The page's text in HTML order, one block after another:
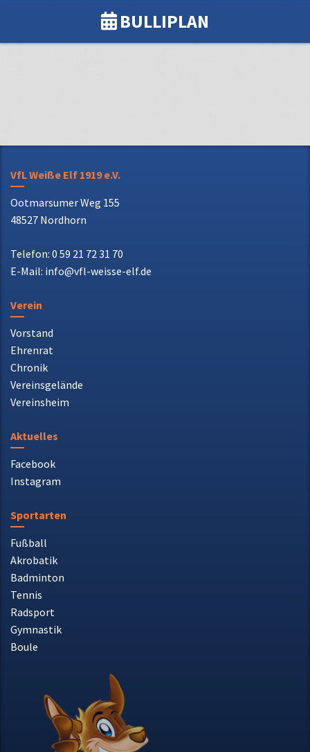
Ootmarsumer Weg 155
Telefon: 0 59 21 72 31 70
E-Mail: info@vfl-weisse-elf.de
Verein
Vorstand
Chronik
Vereinsgelände
Vereinsheim
Aktuelles
Facebook
Sportarten
Fußball
Badminton
Tennis
Radsport
Gymnastik
Boule